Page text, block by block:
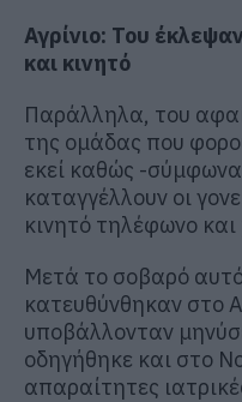
Αγρίνιο: Του
και κινητό
Παράλληλα, του
της ομάδας που
εκεί καθώς -
καταγγέλλουν οι
κινητό τηλέφωνο
Μετά το σοβαρό αυτό
κατευθύνθηκαν στο
υποβάλλονταν
οδηγήθηκε και στο
απαραίτητες